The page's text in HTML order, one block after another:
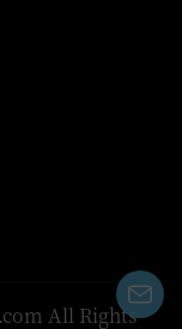
All Rights